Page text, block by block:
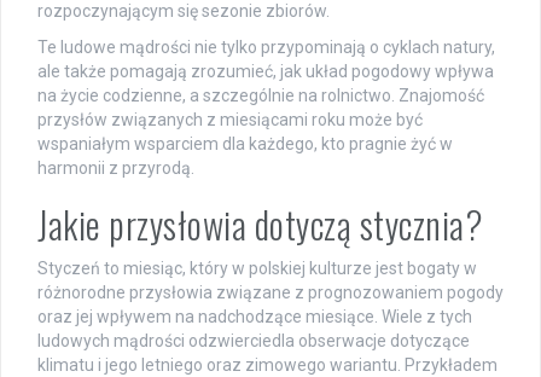
rozpoczynającym się sezonie zbiorów.
Te ludowe mądrości nie tylko przypominają o cyklach natury,
ale także pomagają zrozumieć, jak układ pogodowy wpływa
na życie codzienne, a szczególnie na rolnictwo. Znajomość
przysłów związanych z miesiącami roku może być
wspaniałym wsparciem dla każdego, kto pragnie żyć w
harmonii z przyrodą.
Jakie przysłowia dotyczą stycznia?
Styczeń to miesiąc, który w polskiej kulturze jest bogaty w
różnorodne przysłowia związane z prognozowaniem pogody
oraz jej wpływem na nadchodzące miesiące. Wiele z tych
ludowych mądrości odzwierciedla obserwacje dotyczące
klimatu i jego letniego oraz zimowego wariantu. Przykładem